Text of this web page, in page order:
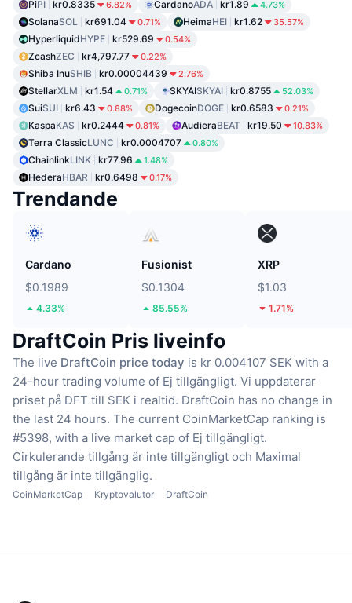
PiPI kr0.8335 6.82% CardanoADA kr1.89 4.73%
SolanaSOL kr691.04 0.71% HeimaHEI kr1.62 35.57%
HyperliquidHYPE kr529.69 0.54%
ZcashZEC kr4,797.77 0.22%
Shiba InuSHIB kr0.00004439 2.76%
StellarXLM kr1.54 0.71% SKYAISKYAI kr0.8755 52.03%
SuiSUI kr6.43 0.88% DogecoinDOGE kr0.6583 0.21%
KaspaKAS kr0.2444 0.81% AudieraBEAT kr19.50 10.83%
Terra ClassicLUNC kr0.0004707 0.80%
ChainlinkLINK kr77.96 1.48%
HederaHBAR kr0.6498 0.17%
Trendande
Cardano
$0.1989
4.33%
Fusionist
$0.1304
85.55%
XRP
$1.03
1.71%
DraftCoin Pris liveinfo
The live DraftCoin price today is kr 0.004107 SEK with a
24-hour trading volume of Ej tillgängligt. Vi uppdaterar
priset på DFT till SEK i realtid. DraftCoin has no change in
the last 24 hours. The current CoinMarketCap ranking is
#5398, with a live market cap of Ej tillgängligt.
Cirkulerande tillgång är inte tillgängligt och Maximal
tillgång är inte tillgänglig.
CoinMarketCap Kryptovalutor DraftCoin